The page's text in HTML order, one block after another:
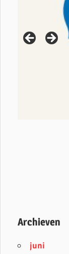
Archieven
juni